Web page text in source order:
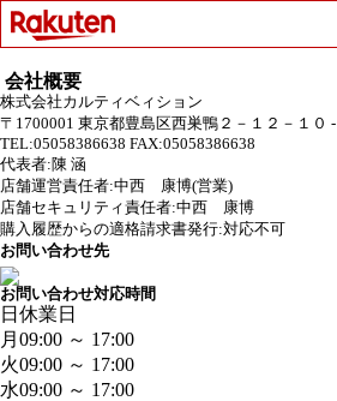
会社概要
株式会社カルティベィション
〒1700001 東京都豊島区西巣鴨２－１２－１０ -
TEL:05058386638 FAX:05058386638
代表者:陳 涵
店舗運営責任者:中西 康博(営業)
店舗セキュリティ責任者:中西 康博
購入履歴からの適格請求書発行:対応不可
お問い合わせ先
お問い合わせ対応時間
日 休業日
月 09:00 ～ 17:00
火09:00 ～ 17:00
水09:00 ～ 17:00